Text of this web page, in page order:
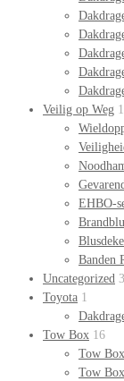
Veilig op Weg
EHBO-
Banden
Uncategorized
Toyota 1
Tow Box 16
Tow
Tow